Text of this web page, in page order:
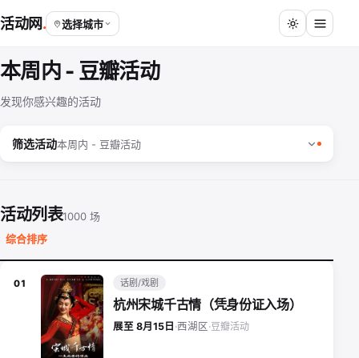
活动网 选择城市
本周内 - 豆瓣活动
发现你感兴趣的活动
筛选活动本周内 - 豆瓣活动
活动列表1000 场
综合排序
01 话剧/戏剧
杭州宋城千古情（凭身份证入场）
展至 8月15日 ·西湖区·豆瓣活动